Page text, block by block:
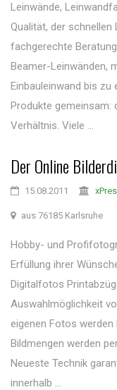
Leinwände,
Qualität, der
fachgerechte
Beamer-Leinwänden,
Einbauleinwand bis zu
Produkte gemeinsam:
Verhältnis. Viele ...
Der Online
15.08.2011
aus 76185 Karlsruhe
Hobby- und
Erfüllung ihrer
Digitalfotos
Auswahlmöglichkeit
eigenen Fotos werden
Bildmengen werden
Neueste Technik
innerhalb ...